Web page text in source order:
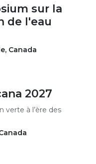
sur la
de l'eau
, Canada
2027
verte à l’ère des